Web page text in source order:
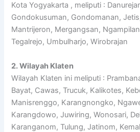
Kota Yogyakarta , meliputi :
Gondokusuman, Gondomanan,
Mantrijeron, Mergangsan,
Tegalrejo, Umbulharjo, Wirobrajan
2. Wilayah Klaten
Wilayah Klaten ini meliputi :
Bayat, Cawas, Trucuk, Kalikotes,
Manisrenggo, Karangnongko,
Karangdowo, Juwiring, Wonosari,
Karanganom, Tulung, Jatinom,